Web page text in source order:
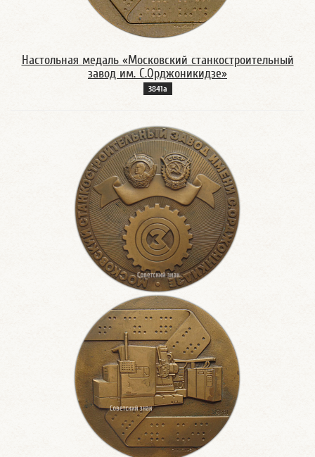
Настольная медаль «Московский станкостроительный
завод им. С.Орджоникидзе»
3841а